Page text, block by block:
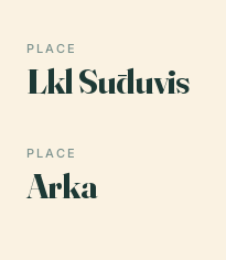
PLACE
Lkl Sūduvis
PLACE
Arka